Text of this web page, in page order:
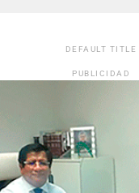
DEFAULT TITLE
PUBLICIDAD